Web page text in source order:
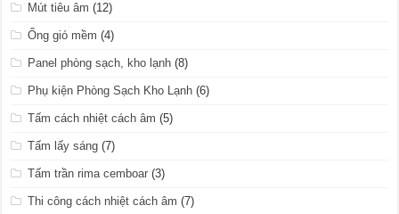
Mút tiêu âm (12)
Ống gió mềm (4)
Panel phòng sạch, kho lạnh (8)
Phụ kiện Phòng Sạch Kho Lạnh (6)
Tấm cách nhiệt cách âm (5)
Tấm lấy sáng (7)
Tấm trần rima cemboar (3)
Thi công cách nhiệt cách âm (7)